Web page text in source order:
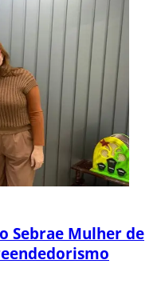
Sebrae Mulher de